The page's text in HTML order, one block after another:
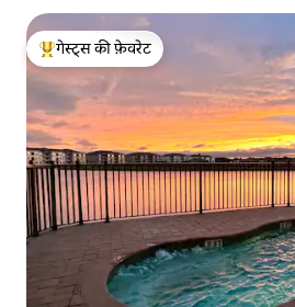
गेस्ट्स का टॉप फ़ेवरेट
गेस्ट्स की फ़ेवरेट